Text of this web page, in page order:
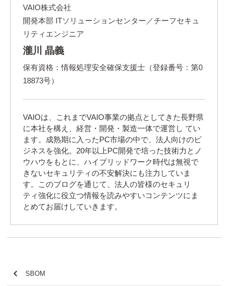
VAIO株式会社
開発本部 ITソリューションセンター／チーフセキュ
リティエンジニア
瀧川 晶義
保有資格：情報処理安全確保支援士（登録番号：第0
18873号）
VAIOは、これまでVAIO事業の拠点としてきた長野県
に本社を構え、経営・開発・製造一体で運営し てい
ます。成熟期に入ったPC市場の中で、法人向けのビ
ジネスを強化。20年以上PC開発で培った技術力とノ
ウハウをもとに、ハイブリッドワーク時代は無視で
きないセキュリティの不安解決にも注力していま
す。このブログを通じて、法人の皆様のセキュリ
ティ強化に役立つ情報を読みやすいコンテンツにま
とめてお届けしていきます。
SBOM